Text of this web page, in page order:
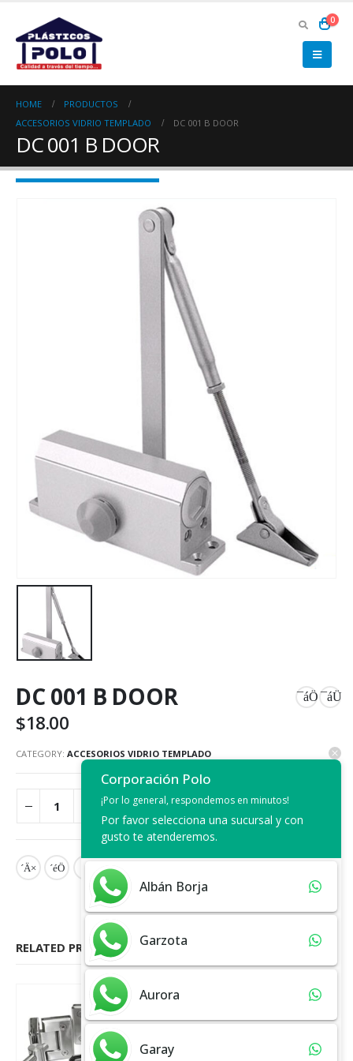
0
HOME
PRODUCTOS
ACCESORIOS VIDRIO TEMPLADO
DC 001 B DOOR
DC 001 B DOOR
DC 001 B DOOR
$18.00
CATEGORY: ACCESORIOS VIDRIO TEMPLADO
ADD TO CART
RELATED PRODUCTS
Corporación Polo
¡Por lo general, respondemos en minutos!
Por favor selecciona una sucursal y con
gusto te atenderemos.
Albán Borja
Garzota
Aurora
Garay